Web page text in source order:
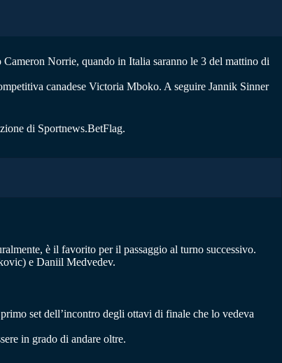
Norrie, quando in Italia saranno le 3 del mattino di
canadese Victoria Mboko. A seguire Jannik Sinner
di Sportnews.BetFlag.
è il favorito per il passaggio al turno successivo.
e Daniil Medvedev.
set dell’incontro degli ottavi di finale che lo vedeva
in grado di andare oltre.